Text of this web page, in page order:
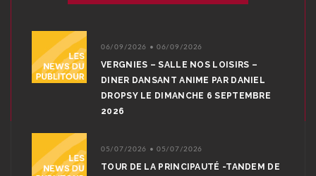
06/09/2026 • 06/09/2026
VERGNIES – SALLE NOS LOISIRS –
DINER DANSANT ANIME PAR DANIEL
DROPSY LE DIMANCHE 6 SEPTEMBRE
2026
05/07/2026 • 05/07/2026
TOUR DE LA PRINCIPAUTÉ -TANDEM DE